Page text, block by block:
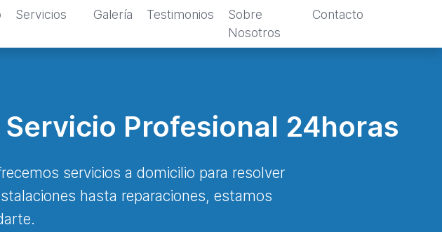
Servicios Galería Testimonios
Sobre
Nosotros
Contacto
Profesional 24horas
servicios a domicilio para resolver
hasta reparaciones, estamos